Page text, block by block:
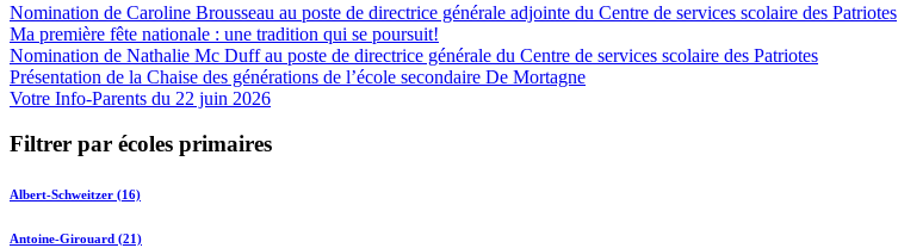
Nomination de Caroline Brousseau au poste de directrice générale adjointe du Centre de services scolaire des Patriotes
Ma première fête nationale : une tradition qui se poursuit!
Nomination de Nathalie Mc Duff au poste de directrice générale du Centre de services scolaire des Patriotes
Présentation de la Chaise des générations de l’école secondaire De Mortagne
Votre Info-Parents du 22 juin 2026
Filtrer par écoles primaires
Albert-Schweitzer (16)
Antoine-Girouard (21)